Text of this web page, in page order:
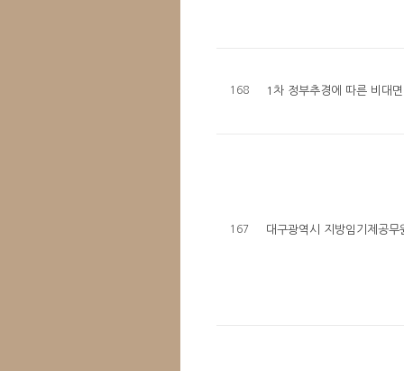
168 1차 정부추경에 따른 비대
167 대구광역시 지방임기제공